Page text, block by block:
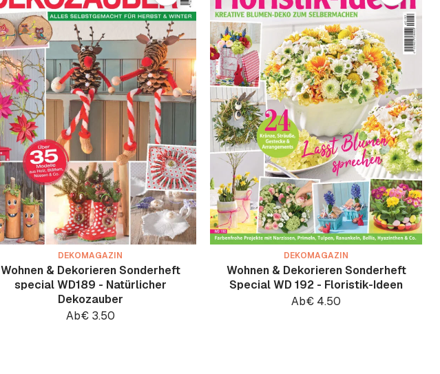
DEKOMAGAZIN
Wohnen & Dekorieren Sonderheft
special WD189 - Natürlicher
Dekozauber
Ab€3.50
DEKOMAGAZIN
Wohnen & Dekorieren Sonderheft
Special WD 192 - Floristik-Ideen
Ab€ 4.50